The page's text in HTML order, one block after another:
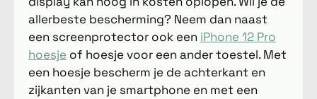
allerbeste bescherming? Neem dan naast
een screenprotector ook een iPhone 12 Pro
hoesje of hoesje voor een ander toestel. Met
een hoesje bescherm je de achterkant en
zijkanten van je smartphone en met een